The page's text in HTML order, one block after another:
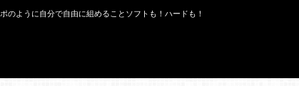
のように自分で自由に組めることソフトも！ハードも！